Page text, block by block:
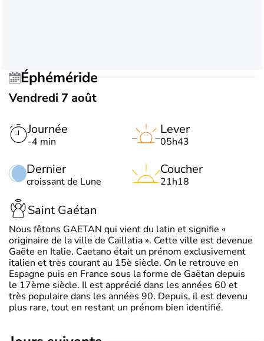
Éphéméride
Vendredi 7 août
Journée
-4 min
Dernier
croissant de Lune
Lever
05h43
Coucher
21h18
Saint Gaétan
Nous fêtons GAETAN qui vient du latin et signifie «
originaire de la ville de Caillatia ». Cette ville est devenue
Gaëte en Italie. Caetano était un prénom exclusivement
italien et très courant au 15è siècle. On le retrouve en
Espagne puis en France sous la forme de Gaëtan depuis
le 17ème siècle. Il est apprécié dans les années 60 et
très populaire dans les années 90. Depuis, il est devenu
plus rare, tout en restant un prénom bien identifié.